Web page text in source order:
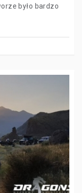
było bardzo